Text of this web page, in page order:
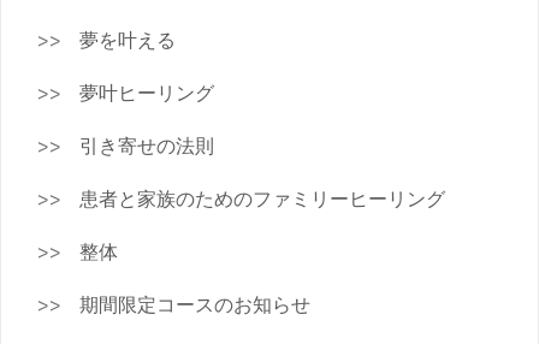
夢を叶える
夢叶ヒーリング
引き寄せの法則
患者と家族のためのファミリーヒーリング
整体
期間限定コースのお知らせ